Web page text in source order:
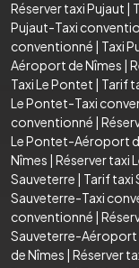
Réserver taxi Pujaut |
Pujaut-Taxi
conventionné | Taxi
Aéroport de Nîmes |
Taxi Le Pontet | Tarif
Le Pontet-Taxi
conventionné |
Le Pontet-Aéroport
Nîmes | Réserver taxi
Sauveterre | Tarif taxi
Sauveterre-Taxi
conventionné |
Sauveterre-Aéroport
de Nîmes | Réserver